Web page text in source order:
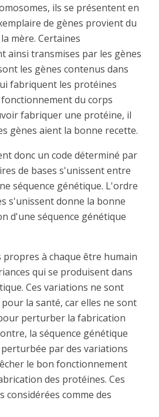
ils se présentent en
de gènes provient du
mère. Certaines
ainsi transmises par les gènes
les gènes contenus dans
fabriquent les protéines
du corps
fabriquer une protéine, il
gènes aient la bonne recette.
donc un code déterminé par
de bases s'unissent entre
séquence génétique. L'ordre
s'unissent donne la bonne
d'une séquence génétique
propres à chaque être humain
qui se produisent dans
Ces variations ne sont
la santé, car elles ne sont
perturber la fabrication
la séquence génétique
par des variations
le bon fonctionnement
des protéines. Ces
comme des